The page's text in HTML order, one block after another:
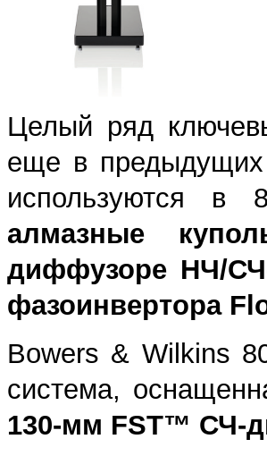
Целый ряд
еще в предыдущих
используются
алмазные
диффузоре НЧ/
фазоинвертора
Bowers & Wilkins
система,
130-мм FST™ СЧ-